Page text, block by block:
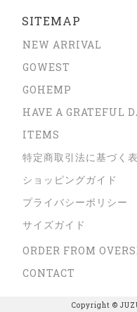
SITEMAP
NEW ARRIVAL
GOWEST
GOHEMP
HAVE A GRATEFUL
ITEMS
特定商取引法に基づく
ショッピングガイド
プライバシーポリシー
サイズガイド
ORDER FROM
CONTACT
Copyright ©